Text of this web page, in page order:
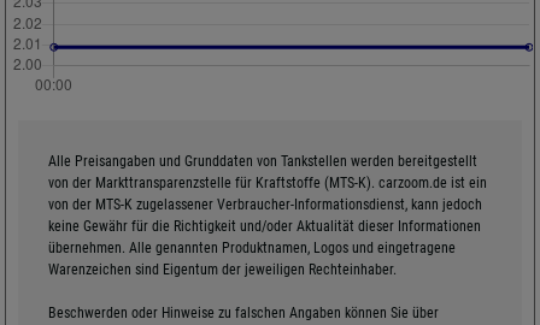
Alle Preisangaben und Grunddaten von Tankstellen werden bereitgestellt
von der Markttransparenzstelle für Kraftstoffe (MTS-K). carzoom.de ist ein
von der MTS-K zugelassener Verbraucher-Informationsdienst, kann jedoch
keine Gewähr für die Richtigkeit und/oder Aktualität dieser Informationen
übernehmen. Alle genannten Produktnamen, Logos und eingetragene
Warenzeichen sind Eigentum der jeweiligen Rechteinhaber.
Beschwerden oder Hinweise zu falschen Angaben können Sie über